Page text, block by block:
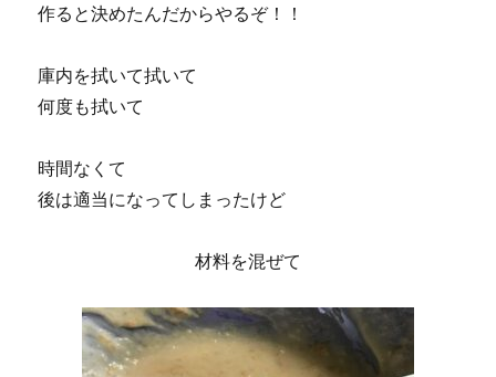
作ると決めたんだからやるぞ！！
庫内を拭いて拭いて
何度も拭いて
時間なくて
後は適当になってしまったけど
材料を混ぜて